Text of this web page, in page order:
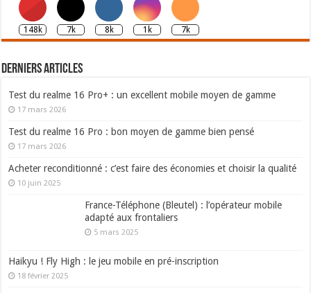
148k 7k 8k 1k 7k
Derniers articles
Test du realme 16 Pro+ : un excellent mobile moyen de gamme
17 mars 2026
Test du realme 16 Pro : bon moyen de gamme bien pensé
17 mars 2026
Acheter reconditionné : c’est faire des économies et choisir la qualité
10 juin 2025
France-Téléphone (Bleutel) : l’opérateur mobile
adapté aux frontaliers
5 mars 2025
Haikyu ! Fly High : le jeu mobile en pré-inscription
18 février 2025